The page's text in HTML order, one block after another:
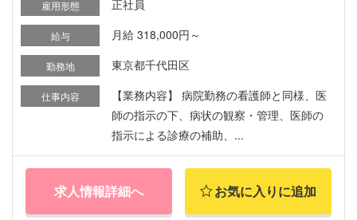
雇用形態 正社員
給与 月給 318,000円～
勤務地 東京都千代田区
仕事内容
【業務内容】 病院勤務の看護師と同様、医
師の指示の下、病状の観察・管理、医師の
指示による診療の補助、...
求人情報詳細へ お気に入りに追加